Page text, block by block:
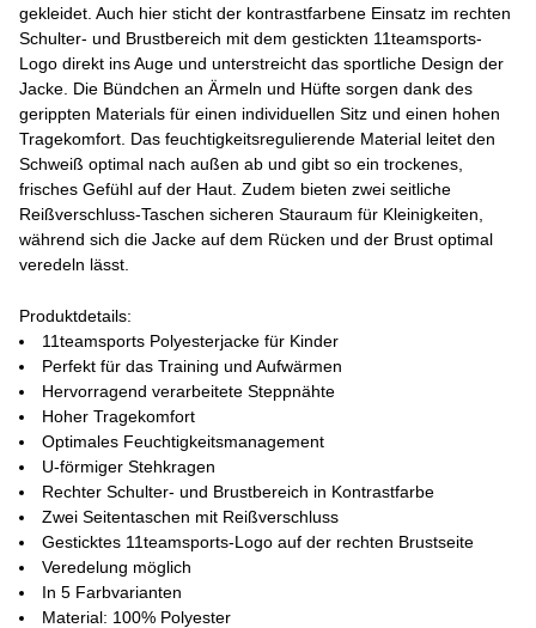
gekleidet. Auch hier sticht der kontrastfarbene Einsatz im rechten
Schulter- und Brustbereich mit dem gestickten 11teamsports-
Logo direkt ins Auge und unterstreicht das sportliche Design der
Jacke. Die Bündchen an Ärmeln und Hüfte sorgen dank des
gerippten Materials für einen individuellen Sitz und einen hohen
Tragekomfort. Das feuchtigkeitsregulierende Material leitet den
Schweiß optimal nach außen ab und gibt so ein trockenes,
frisches Gefühl auf der Haut. Zudem bieten zwei seitliche
Reißverschluss-Taschen sicheren Stauraum für Kleinigkeiten,
während sich die Jacke auf dem Rücken und der Brust optimal
veredeln lässt.
Produktdetails:
11teamsports Polyesterjacke für Kinder
Perfekt für das Training und Aufwärmen
Hervorragend verarbeitete Steppnähte
Hoher Tragekomfort
Optimales Feuchtigkeitsmanagement
U-förmiger Stehkragen
Rechter Schulter- und Brustbereich in Kontrastfarbe
Zwei Seitentaschen mit Reißverschluss
Gesticktes 11teamsports-Logo auf der rechten Brustseite
Veredelung möglich
In 5 Farbvarianten
Material: 100% Polyester